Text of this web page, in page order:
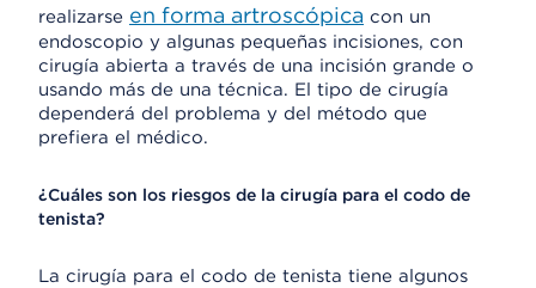
realizarse en forma artroscópica con un
endoscopio y algunas pequeñas incisiones, con
cirugía abierta a través de una incisión grande o
usando más de una técnica. El tipo de cirugía
dependerá del problema y del método que
prefiera el médico.
¿Cuáles son los riesgos de la cirugía para el codo de
tenista?
La cirugía para el codo de tenista tiene algunos